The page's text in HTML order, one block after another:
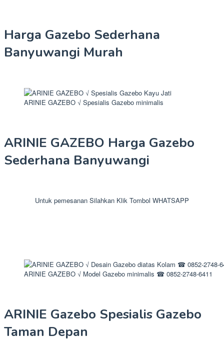
Harga Gazebo Sederhana
Banyuwangi Murah
ARINIE GAZEBO √ Spesialis Gazebo minimalis
ARINIE GAZEBO Harga Gazebo
Sederhana Banyuwangi
Untuk pemesanan Silahkan Klik Tombol WHATSAPP
ARINIE GAZEBO √ Model Gazebo minimalis ☎ 0852-2748-6411
ARINIE Gazebo Spesialis Gazebo
Taman Depan